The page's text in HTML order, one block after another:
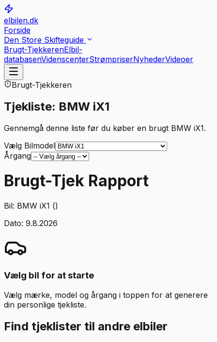
elbilen.dk
Forside
Den Store Skifteguide
Brugt-TjekkerenElbil-
databasenVidenscenterStrømpriserNyhederVideoer
Brugt-Tjekkeren
Tjekliste: BMW iX1
Gennemgå denne liste før du køber en brugt BMW iX1.
Vælg Bilmodel
Årgang
Brugt-Tjek Rapport
Bil: BMW iX1 ()
Dato: 9.8.2026
Vælg bil for at starte
Vælg mærke, model og årgang i toppen for at generere
din personlige tjekliste.
Find tjeklister til andre elbiler